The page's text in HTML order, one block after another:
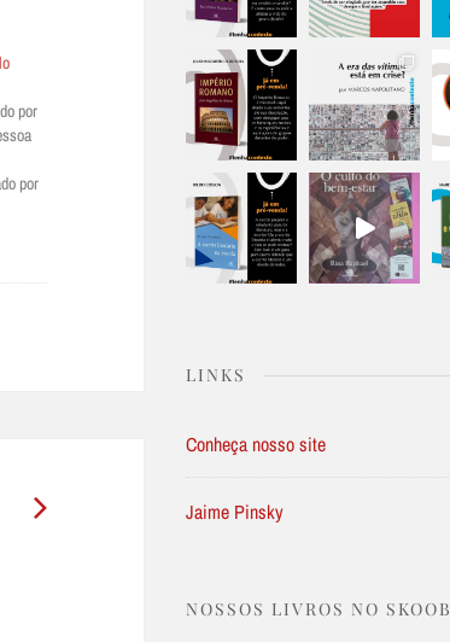
por
por
das
Próximo
LINKS
Conheça nosso site
Jaime Pinsky
NOSSOS LIVROS NO SKOOB